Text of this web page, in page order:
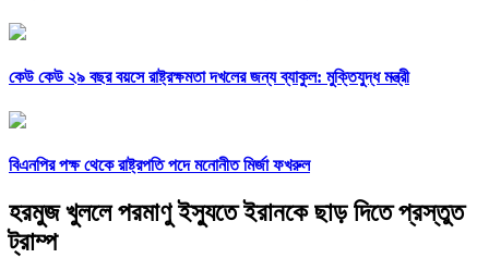
কেউ কেউ ২৯ বছর বয়সে রাষ্ট্রক্ষমতা দখলের জন্য ব্যাকুল: মুক্তিযুদ্ধ মন্ত্রী
বিএনপির পক্ষ থেকে রাষ্ট্রপতি পদে মনোনীত মির্জা ফখরুল
হরমুজ খুললে পরমাণু ইস্যুতে ইরানকে ছাড় দিতে প্রস্তুত
ট্রাম্প